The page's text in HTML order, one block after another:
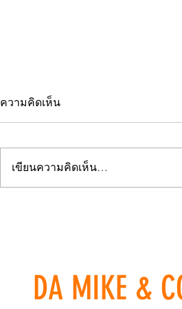
ความคิดเห็น
เขียนความคิดเห็น…
DA MIKE &